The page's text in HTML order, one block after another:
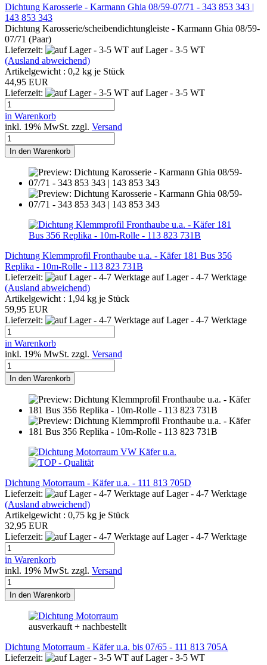
Dichtung Karosserie - Karmann Ghia 08/59-07/71 - 343 853 343 |
143 853 343
Dichtung Karosserie/scheibendichtungleiste - Karmann Ghia 08/59-
07/71 (Paar)
Lieferzeit:
auf Lager - 3-5 WT
(Ausland abweichend)
Artikelgewicht : 0,2 kg je Stück
44,95 EUR
Lieferzeit:
auf Lager - 3-5 WT
in Warenkorb
inkl. 19% MwSt. zzgl. Versand
In den Warenkorb
Dichtung Klemmprofil Fronthaube u.a. - Käfer 181 Bus 356
Replika - 10m-Rolle - 113 823 731B
Lieferzeit:
auf Lager - 4-7 Werktage
(Ausland abweichend)
Artikelgewicht : 1,94 kg je Stück
59,95 EUR
Lieferzeit:
auf Lager - 4-7 Werktage
in Warenkorb
inkl. 19% MwSt. zzgl. Versand
In den Warenkorb
Dichtung Motorraum - Käfer u.a. - 111 813 705D
Lieferzeit:
auf Lager - 4-7 Werktage
(Ausland abweichend)
Artikelgewicht : 0,75 kg je Stück
32,95 EUR
Lieferzeit:
auf Lager - 4-7 Werktage
in Warenkorb
inkl. 19% MwSt. zzgl. Versand
In den Warenkorb
ausverkauft + nachbestellt
Dichtung Motorraum - Käfer u.a. bis 07/65 - 111 813 705A
Lieferzeit:
auf Lager - 3-5 WT